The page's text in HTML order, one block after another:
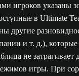
игроков указаны
в Ultimate
другие
и т. д.), которые
не затрагивает
игры. При